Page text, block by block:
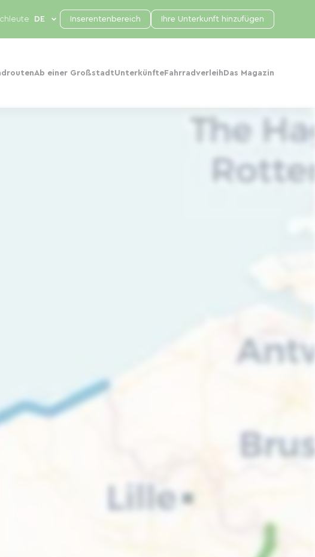
Ab einer GroßstadtUnterkünfte Fahrradverleih Das Magazin
Inserentenbereich Ihre Unterkunft hinzufügen